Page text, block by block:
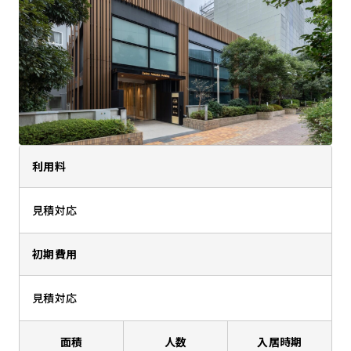
利用料
見積対応
初期費用
見積対応
面積 人数 入居時期